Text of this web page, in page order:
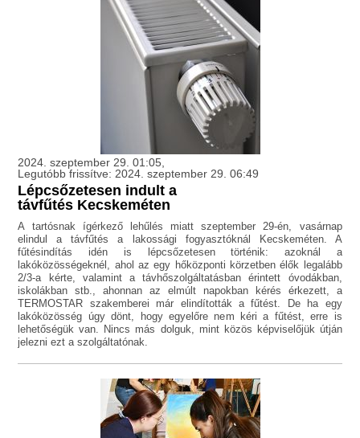
2024. szeptember 29. 01:05,
Legutóbb frissítve: 2024. szeptember 29. 06:49
Lépcsőzetesen indult a
távfűtés Kecskeméten
A tartósnak ígérkező lehűlés miatt szeptember 29-én, vasárnap
elindul a távfűtés a lakossági fogyasztóknál Kecskeméten. A
fűtésindítás idén is lépcsőzetesen történik: azoknál a
lakóközösségeknél, ahol az egy hőközponti körzetben élők legalább
2/3-a kérte, valamint a távhőszolgáltatásban érintett óvodákban,
iskolákban stb., ahonnan az elmúlt napokban kérés érkezett, a
TERMOSTAR szakemberei már elindították a fűtést. De ha egy
lakóközösség úgy dönt, hogy egyelőre nem kéri a fűtést, erre is
lehetőségük van. Nincs más dolguk, mint közös képviselőjük útján
jelezni ezt a szolgáltatónak.